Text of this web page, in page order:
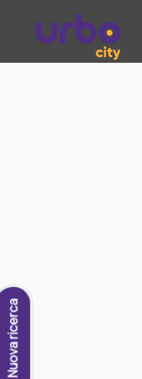
Nuova ricerca